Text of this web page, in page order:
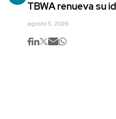
TBWA renueva su
agosto 5, 2026